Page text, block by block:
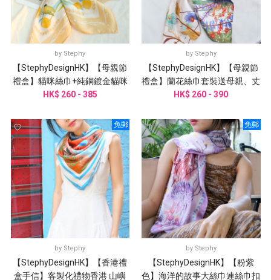
by Stephy
【StephyDesignHK】【母親節
禮盒】貓咪絲巾+純銅鍍金貓咪
三環絲巾扣 高級禮盒套裝
HK$ 260 - 385
by Stephy
【StephyDesignHK】【母親節
禮盒】蘭花絲巾套裝送母親、丈
母娘、婆婆、阿嬤、外祖母
HK$ 260 - 390
免郵
by Stephy
【StephyDesignHK】【香港禮
盒手信】客製化禮物香港 山嶼
免郵
by Stephy
【StephyDesignHK】【粉紫
色】海洋的故事大絲巾連絲巾扣